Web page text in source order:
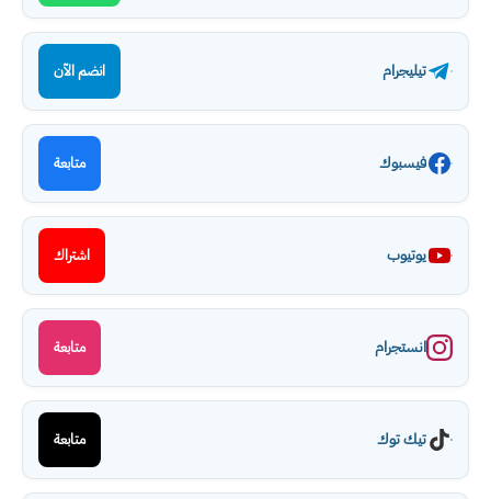
تيليجرام انضم الآن
فيسبوك متابعة
يوتيوب اشتراك
انستجرام متابعة
تيك توك متابعة